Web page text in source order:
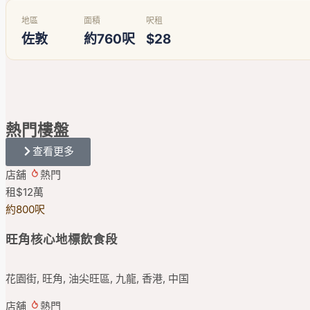
地區
佐敦
面積
約760呎
呎租
$28
熱門樓盤
查看更多
店舖
熱門
租$12萬
約800呎
旺角核心地標飲食段
花園街, 旺角, 油尖旺區, 九龍, 香港, 中国
店舖
熱門